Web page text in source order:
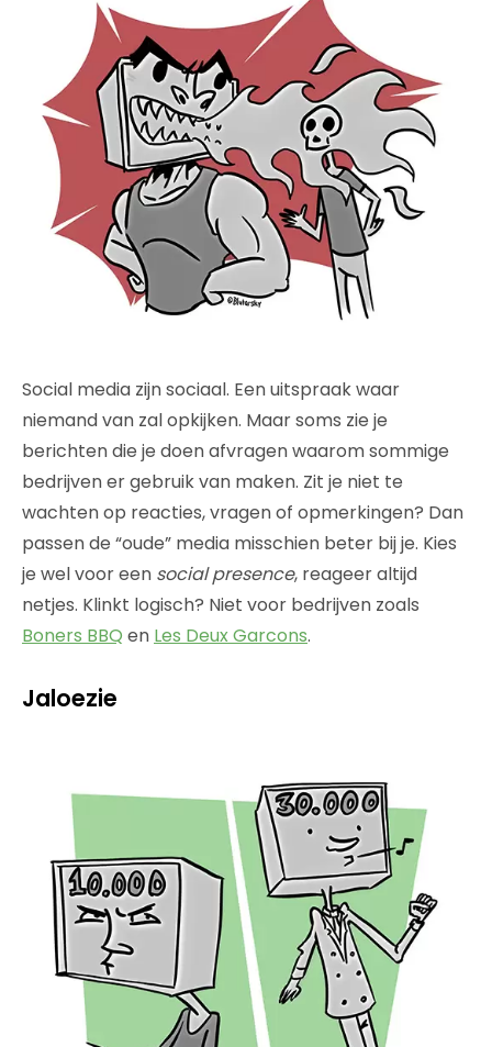
Social media zijn sociaal. Een uitspraak waar
niemand van zal opkijken. Maar soms zie je
berichten die je doen afvragen waarom sommige
bedrijven er gebruik van maken. Zit je niet te
wachten op reacties, vragen of opmerkingen? Dan
passen de “oude” media misschien beter bij je. Kies
je wel voor een social presence, reageer altijd
netjes. Klinkt logisch? Niet voor bedrijven zoals
Boners BBQ en Les Deux Garcons.
Jaloezie